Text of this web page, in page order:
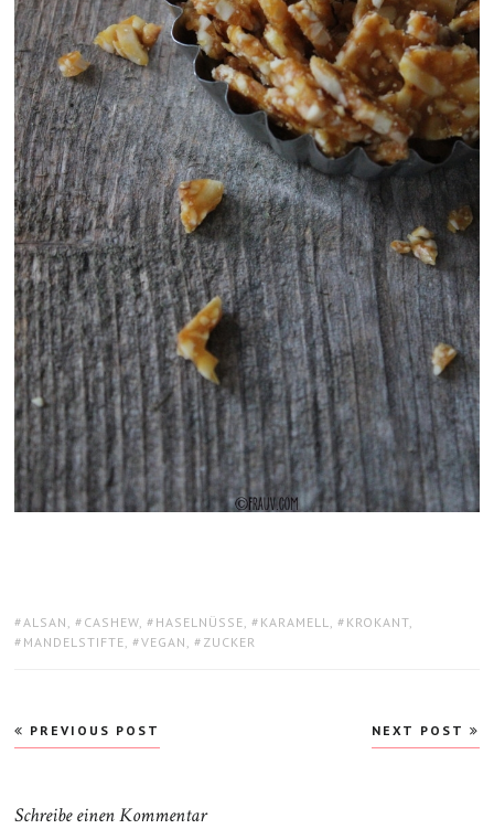
TAGS:
ALSAN , CASHEW , HASELNÜSSE , KARAMELL , KROKANT
MANDELSTIFTE , VEGAN , ZUCKER
Beitragsnavigation
PREVIOUS POST NEXT POST
Schreibe einen Kommentar